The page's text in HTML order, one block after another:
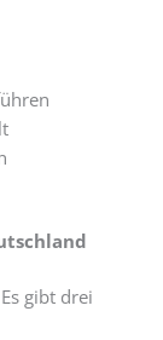
gibt drei